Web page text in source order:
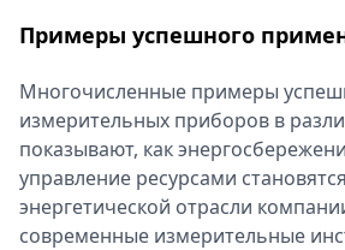
Примеры успешного
Многочисленные примеры
измерительных приборов в
показывают, как
управление ресурсами
энергетической отрасли
современные измерительные